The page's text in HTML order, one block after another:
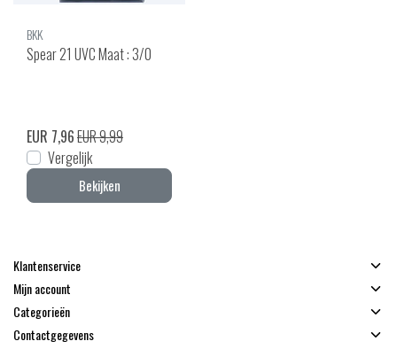
BKK
Spear 21 UVC Maat : 3/0
EUR 7,96EUR 9,99
Vergelijk
Bekijken
Klantenservice
Mijn account
Categorieën
Contactgegevens